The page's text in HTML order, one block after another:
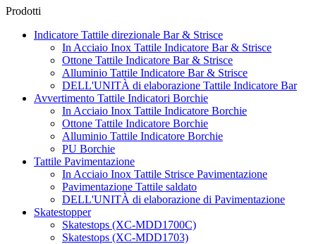
Prodotti
Indicatore Tattile direzionale Bar & Strisce
In Acciaio Inox Tattile Indicatore Bar & Strisce
Ottone Tattile Indicatore Bar & Strisce
Alluminio Tattile Indicatore Bar & Strisce
DELL'UNITÀ di elaborazione Tattile Indicatore Bar
Avvertimento Tattile Indicatori Borchie
In Acciaio Inox Tattile Indicatore Borchie
Ottone Tattile Indicatore Borchie
Alluminio Tattile Indicatore Borchie
PU Borchie
Tattile Pavimentazione
In Acciaio Inox Tattile Strisce Pavimentazione
Pavimentazione Tattile saldato
DELL'UNITÀ di elaborazione di Pavimentazione
Skatestopper
Skatestops (XC-MDD1700C)
Skatestops (XC-MDD1703)